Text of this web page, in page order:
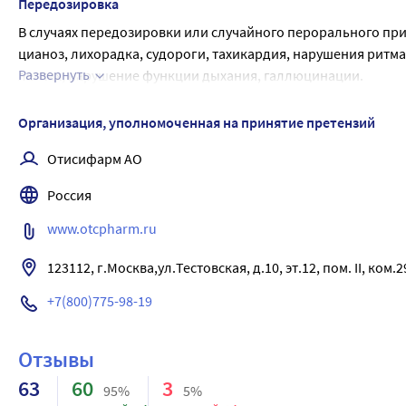
Передозировка
В случаях передозировки или случайного перорального
цианоз, лихорадка, судороги, тахикардия, нарушения
легких, нарушение функции дыхания, галлюцинации.
тела, брадикардией, шоком, остановкой дыхания и комой.
Применение активированного угля, промывание желудка,
назначают 5 мг фентоламина
в 0,9 % растворе натрия хлорида путем медленного
препараты противопоказаны. При необходимости
Развернуть
Организация, уполномоченная на принятие претензий
Отисифарм АО
Россия
www.otcpharm.ru
123112, г.Москва,ул.Тестовская, д.10, эт.12, пом. II,
+7(800)775-98-19
Отзывы
63
60 95% 3 5%